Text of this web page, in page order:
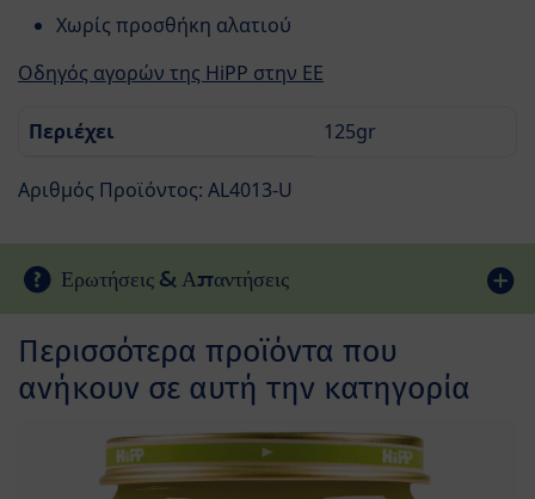
Χωρίς προσθήκη αλατιού
Οδηγός αγορών της HiPP στην ΕΕ
Περιέχει 125gr
Αριθμός Προϊόντος: AL4013-U
Ερωτήσεις & Απαντήσεις
Περισσότερα προϊόντα που
ανήκουν σε αυτή την κατηγορία